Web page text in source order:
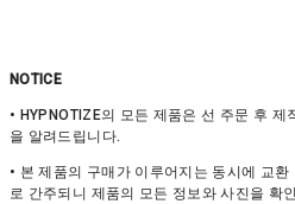
NOTICE
• HYPNOTIZE의 모든 제품은 선 주문 후 제
을 알려드립니다.
• 본 제품의 구매가 이루어지는 동시에 교
로 간주되니 제품의 모든 정보와 사진을 확